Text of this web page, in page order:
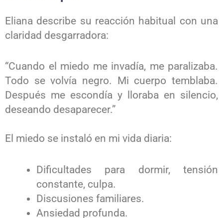
Eliana describe su reacción habitual con una
claridad desgarradora:
“Cuando el miedo me invadía, me paralizaba.
Todo se volvía negro. Mi cuerpo temblaba.
Después me escondía y lloraba en silencio,
deseando desaparecer.”
El miedo se instaló en mi vida diaria:
Dificultades para dormir, tensión
constante, culpa.
Discusiones familiares.
Ansiedad profunda.